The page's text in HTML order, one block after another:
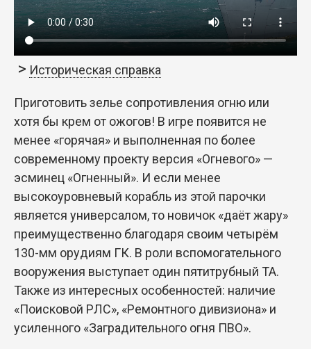
Историческая справка
Приготовить зелье сопротивления огню или
хотя бы крем от ожогов! В игре появится не
менее «горячая» и выполненная по более
современному проекту версия «Огневого» —
эсминец «Огненный». И если менее
высокоуровневый корабль из этой парочки
является универсалом, то новичок «даёт жару»
преимущественно благодаря своим четырём
130-мм орудиям ГК. В роли вспомогательного
вооружения выступает один пятитрубный ТА.
Также из интересных особенностей: наличие
«Поисковой РЛС», «Ремонтного дивизиона» и
усиленного «Заградительного огня ПВО».